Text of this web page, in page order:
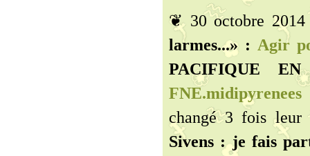
❦ 30 octobre
larmes...» : Agir
PACIFIQUE
FNE.midipyrenees
changé 3 fois
Sivens : je fais